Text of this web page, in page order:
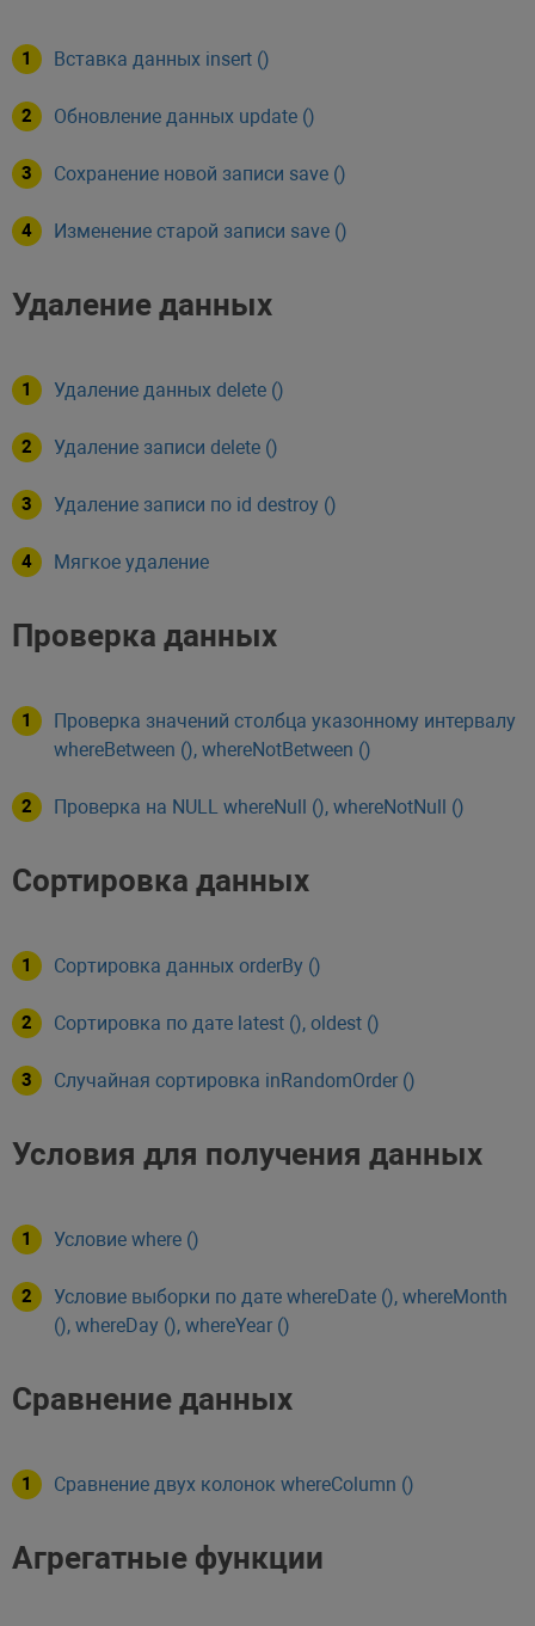
Вставка данных insert ()
Обновление данных update ()
Сохранение новой записи save ()
Изменение старой записи save ()
Удаление данных
Удаление данных delete ()
Удаление записи delete ()
Удаление записи по id destroy ()
Мягкое удаление
Проверка данных
Проверка значений столбца указонному интервалу
whereBetween (), whereNotBetween ()
Проверка на NULL whereNull (), whereNotNull ()
Сортировка данных
Сортировка данных orderBy ()
Сортировка по дате latest (), oldest ()
Случайная сортировка inRandomOrder ()
Условия для получения данных
Условие where ()
Условие выборки по дате whereDate (), whereMonth
(), whereDay (), whereYear ()
Сравнение данных
Сравнение двух колонок whereColumn ()
Агрегатные функции